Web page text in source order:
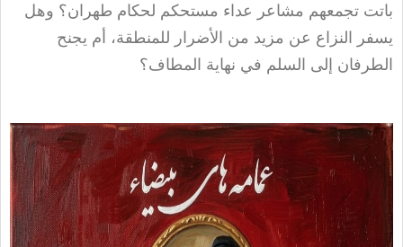
باتت تجمعهم مشاعر عداء مستحكم لحكام طهران؟ وهل
يسفر النزاع عن مزيد من الأضرار للمنطقة، أم يجنح
الطرفان إلى السلم في نهاية المطاف؟